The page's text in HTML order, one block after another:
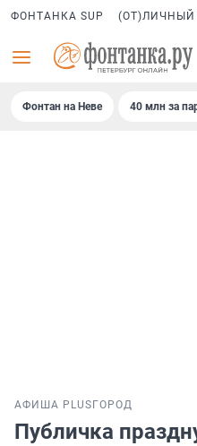
ФОНТАНКА SUP (ОТ)ЛИЧНЫЙ
Фонтан на Неве 40 млн за
АФИША PLUS ГОРОД
Публичка